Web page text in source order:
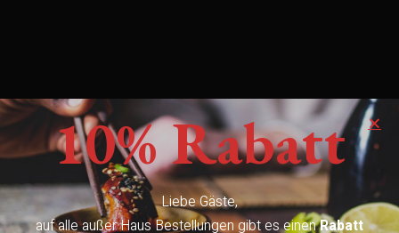
10% Rabatt
Liebe Gäste,
auf alle außer Haus Bestellungen gibt es einenRabatt